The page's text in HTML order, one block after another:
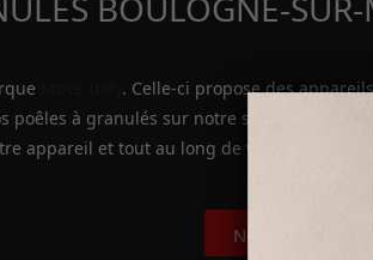
. Celle-ci propose des
poêles à granulés sur notre site via le
appareil et tout au long de votre projet.
NOS POÊLES À